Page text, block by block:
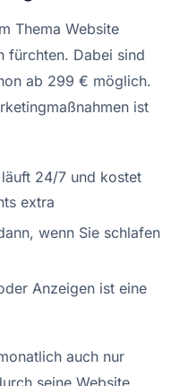
Thema Website
fürchten. Dabei sind
ab 299 € möglich.
ist
24/7 und kostet
extra
wenn Sie schlafen
Anzeigen ist eine
auch nur